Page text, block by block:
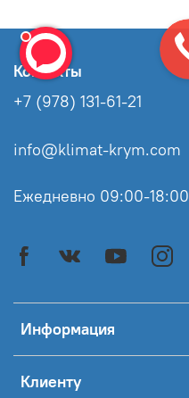
Информация
Клиенту
Контакты
+7 (978) 131-61-21
info@klimat-krym.com
Ежедневно 09:00-18:00